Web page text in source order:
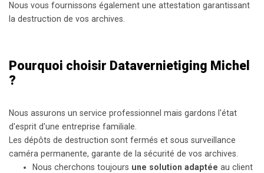
Nous vous fournissons également une attestation garantissant
la destruction de vos archives.
Pourquoi choisir Datavernietiging Michel
?
Nous assurons un service professionnel mais gardons l'état
d'esprit d'une entreprise familiale.
Les dépôts de destruction sont fermés et sous surveillance
caméra permanente, garante de la sécurité de vos archives.
Nous cherchons toujours une solution adaptée au client